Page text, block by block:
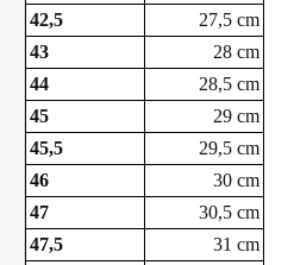
42,5
27,5 cm
43
28 cm
44
28,5 cm
45
29 cm
45,5
29,5 cm
46
30 cm
47
30,5 cm
47,5
31 cm